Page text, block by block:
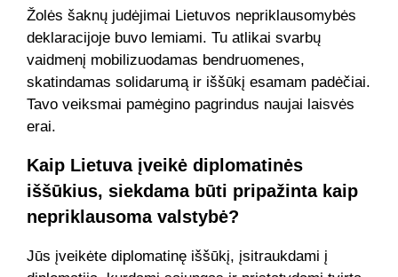
Žolės šaknų judėjimai Lietuvos nepriklausomybės
deklaracijoje buvo lemiami. Tu atlikai svarbų
vaidmenį mobilizuodamas bendruomenes,
skatindamas solidarumą ir iššūkį esamam padėčiai.
Tavo veiksmai pamėgino pagrindus naujai laisvės
erai.
Kaip Lietuva įveikė diplomatinės
iššūkius, siekdama būti pripažinta kaip
nepriklausoma valstybė?
Jūs įveikėte diplomatinę iššūkį, įsitraukdami į